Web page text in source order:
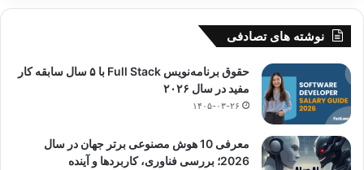
نوشته های تصادفی
حقوق برنامه‌نویس Full Stack با ۵ سال سابقه کار
مفید در سال ۲۰۲۶
۱۴۰۵-۰۳-۲۶
معرفی 10 هوش مصنوعی برتر جهان در سال
2026؛ بررسی فناوری، کاربردها و آینده